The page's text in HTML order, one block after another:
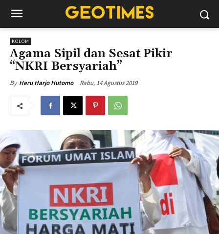
KOLOM
Agama Sipil dan Sesat Pikir
“NKRI Bersyariah”
By Heru Harjo Hutomo Rabu, 14 Agustus 2019